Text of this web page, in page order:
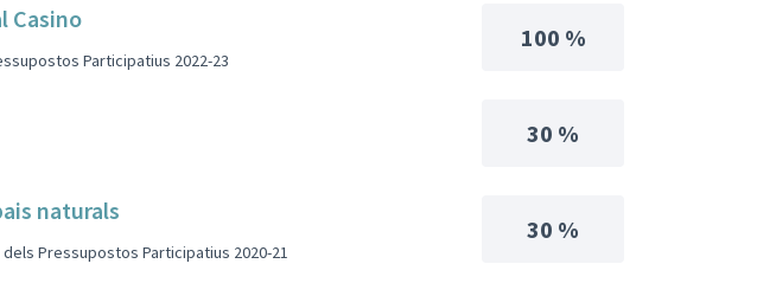
Casino
Participatius 2022-23
100 %
30 %
naturals
Pressupostos Participatius 2020-21
30 %